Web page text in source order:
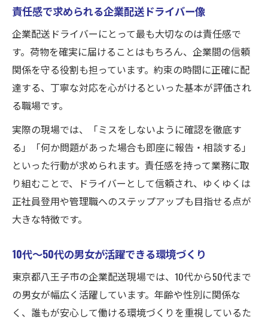
由
10代〜50代まで幅広く活躍できる職場環境
未経験から管理業務に挑戦できるステップ
責任感で求められる企業配送ドライバー像
企業配送ドライバーにとって最も大切なのは責任感で
す。荷物を確実に届けることはもちろん、企業間の信頼
関係を守る役割も担っています。約束の時間に正確に配
達する、丁寧な対応を心がけるといった基本が評価され
る職場です。
実際の現場では、「ミスをしないように確認を徹底す
る」「何か問題があった場合も即座に報告・相談する」
といった行動が求められます。責任感を持って業務に取
り組むことで、ドライバーとして信頼され、ゆくゆくは
正社員登用や管理職へのステップアップも目指せる点が
大きな特徴です。
10代〜50代の男女が活躍できる環境づくり
東京都八王子市の企業配送現場では、10代から50代まで
の男女が幅広く活躍しています。年齢や性別に関係な
く、誰もが安心して働ける環境づくりを重視しているた